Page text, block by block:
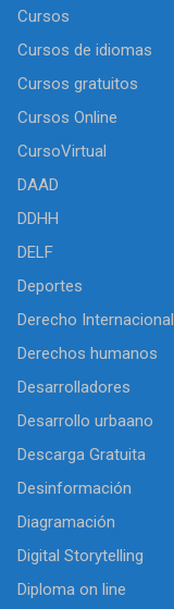
Cursos
Cursos de idiomas
Cursos gratuitos
Cursos Online
CursoVirtual
DAAD
DDHH
DELF
Deportes
Derecho Internacional
Derechos humanos
Desarrolladores
Desarrollo urbaano
Descarga Gratuita
Desinformación
Diagramación
Digital Storytelling
Diploma on line